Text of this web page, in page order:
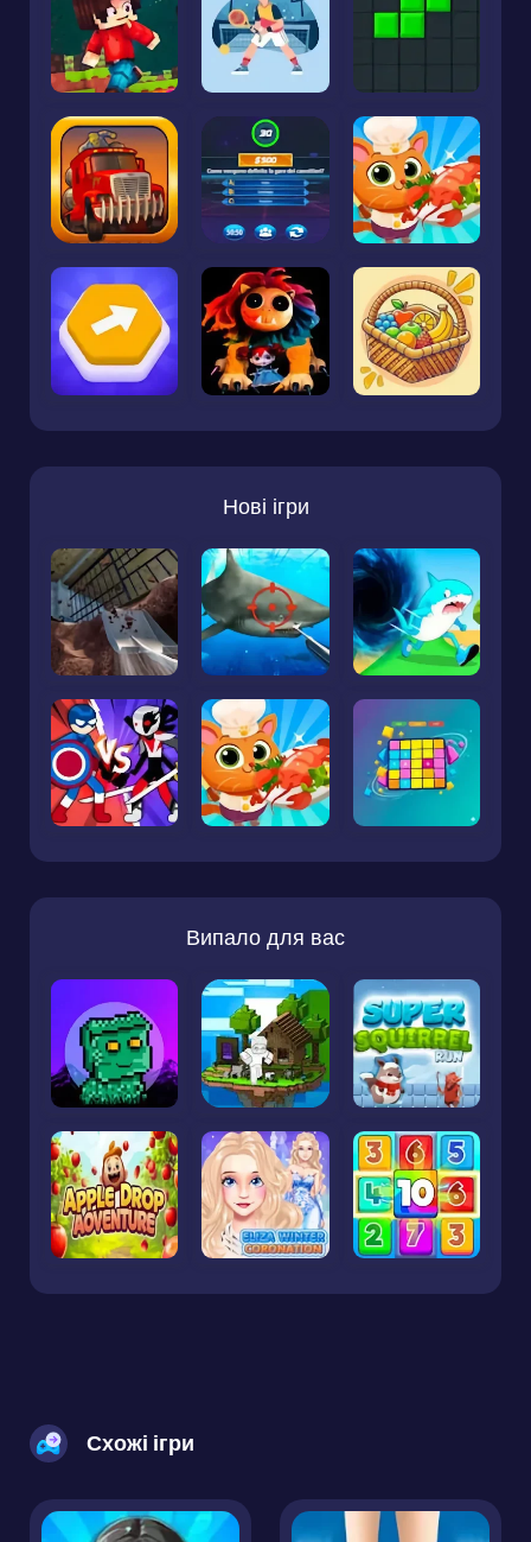
Нові ігри
Випало для вас
Схожі ігри